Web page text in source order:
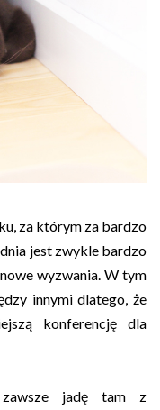
za którym za bardzo
jest zwykle bardzo
wyzwania. W tym
innymi dlatego, że
konferencję dla
jadę tam z